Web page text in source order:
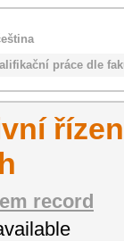
práce dle
record